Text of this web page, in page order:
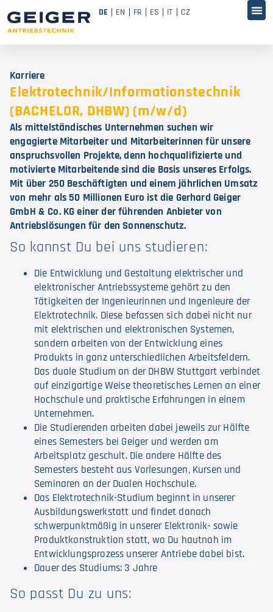
DE EN FR ES IT CZ
Karriere
Elektrotechnik/Informationstechnik
(BACHELOR, DHBW) (m/w/d)
Als mittelständisches Unternehmen suchen wir
engagierte Mitarbeiter und Mitarbeiterinnen für unsere
anspruchsvollen Projekte, denn hochqualifizierte und
motivierte Mitarbeitende sind die Basis unseres Erfolgs.
Mit über 250 Beschäftigten und einem jährlichen Umsatz
von mehr als 50 Millionen Euro ist die Gerhard Geiger
GmbH & Co. KG einer der führenden Anbieter von
Antriebslösungen für den Sonnenschutz.
So kannst Du bei uns studieren:
Die Entwicklung und Gestaltung elektrischer und
elektronischer Antriebssysteme gehört zu den
Tätigkeiten der Ingenieurinnen und Ingenieure der
Elektrotechnik. Diese befassen sich dabei nicht nur
mit elektrischen und elektronischen Systemen,
sondern arbeiten von der Entwicklung eines
Produkts in ganz unterschiedlichen Arbeitsfeldern.
Das duale Studium an der DHBW Stuttgart verbindet
auf einzigartige Weise theoretisches Lernen an einer
Hochschule und praktische Erfahrungen in einem
Unternehmen.
Die Studierenden arbeiten dabei jeweils zur Hälfte
eines Semesters bei Geiger und werden am
Arbeitsplatz geschult. Die andere Hälfte des
Semesters besteht aus Vorlesungen, Kursen und
Seminaren an der Dualen Hochschule.
Das Elektrotechnik-Studium beginnt in unserer
Ausbildungswerkstatt und findet danach
schwerpunktmäßig in unserer Elektronik- sowie
Produktkonstruktion statt, wo Du hautnah im
Entwicklungsprozess unserer Antriebe dabei bist.
Dauer des Studiums: 3 Jahre
So passt Du zu uns: